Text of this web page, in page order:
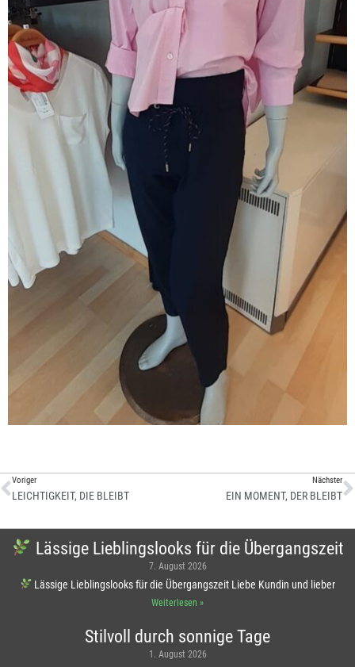
Voriger
LEICHTIGKEIT, DIE BLEIBT
Nächster
EIN MOMENT, DER BLEIBT
Lässige Lieblingslooks für die Übergangszeit
7. August 2026
Lässige Lieblingslooks für die Übergangszeit Liebe Kundin und lieber
Weiterlesen »
Stilvoll durch sonnige Tage
1. August 2026